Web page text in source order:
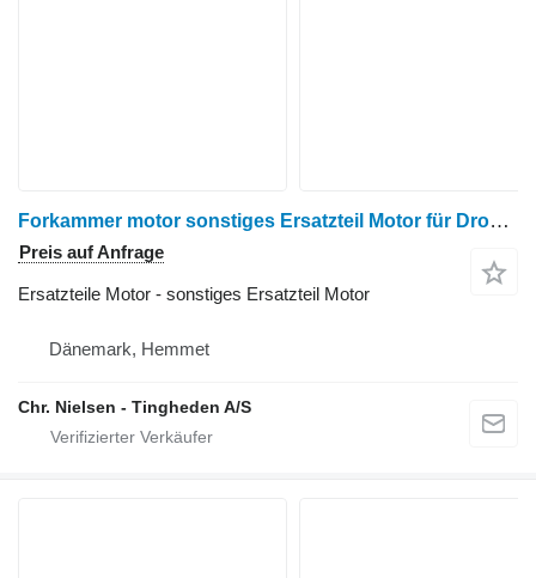
Forkammer motor sonstiges Ersatzteil Motor für Dronningborg D1200 Getreideernter
Preis auf Anfrage
Ersatzteile Motor - sonstiges Ersatzteil Motor
Dänemark, Hemmet
Chr. Nielsen - Tingheden A/S